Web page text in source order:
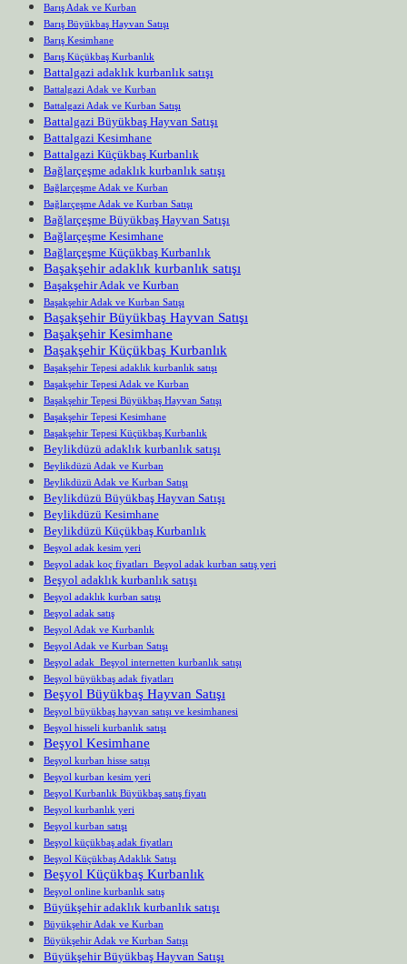
Barış Adak ve Kurban
Barış Büyükbaş Hayvan Satışı
Barış Kesimhane
Barış Küçükbaş Kurbanlık
Battalgazi adaklık kurbanlık satışı
Battalgazi Adak ve Kurban
Battalgazi Adak ve Kurban Satışı
Battalgazi Büyükbaş Hayvan Satışı
Battalgazi Kesimhane
Battalgazi Küçükbaş Kurbanlık
Bağlarçeşme adaklık kurbanlık satışı
Bağlarçeşme Adak ve Kurban
Bağlarçeşme Adak ve Kurban Satışı
Bağlarçeşme Büyükbaş Hayvan Satışı
Bağlarçeşme Kesimhane
Bağlarçeşme Küçükbaş Kurbanlık
Başakşehir adaklık kurbanlık satışı
Başakşehir Adak ve Kurban
Başakşehir Adak ve Kurban Satışı
Başakşehir Büyükbaş Hayvan Satışı
Başakşehir Kesimhane
Başakşehir Küçükbaş Kurbanlık
Başakşehir Tepesi adaklık kurbanlık satışı
Başakşehir Tepesi Adak ve Kurban
Başakşehir Tepesi Büyükbaş Hayvan Satışı
Başakşehir Tepesi Kesimhane
Başakşehir Tepesi Küçükbaş Kurbanlık
Beylikdüzü adaklık kurbanlık satışı
Beylikdüzü Adak ve Kurban
Beylikdüzü Adak ve Kurban Satışı
Beylikdüzü Büyükbaş Hayvan Satışı
Beylikdüzü Kesimhane
Beylikdüzü Küçükbaş Kurbanlık
Beşyol adak kesim yeri
Beşyol adak koç fiyatları Beşyol adak kurban satış yeri
Beşyol adaklık kurbanlık satışı
Beşyol adaklık kurban satışı
Beşyol adak satış
Beşyol Adak ve Kurbanlık
Beşyol Adak ve Kurban Satışı
Beşyol adak Beşyol internetten kurbanlık satışı
Beşyol büyükbaş adak fiyatları
Beşyol Büyükbaş Hayvan Satışı
Beşyol büyükbaş hayvan satışı ve kesimhanesi
Beşyol hisseli kurbanlık satışı
Beşyol Kesimhane
Beşyol kurban hisse satışı
Beşyol kurban kesim yeri
Beşyol Kurbanlık Büyükbaş satış fiyatı
Beşyol kurbanlık yeri
Beşyol kurban satışı
Beşyol küçükbaş adak fiyatları
Beşyol Küçükbaş Adaklık Satışı
Beşyol Küçükbaş Kurbanlık
Beşyol online kurbanlık satış
Büyükşehir adaklık kurbanlık satışı
Büyükşehir Adak ve Kurban
Büyükşehir Adak ve Kurban Satışı
Büyükşehir Büyükbaş Hayvan Satışı